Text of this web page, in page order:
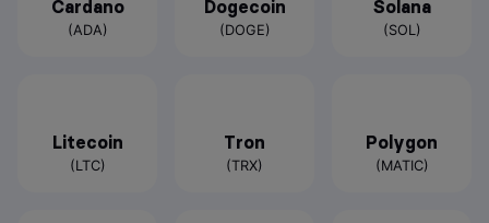
Cardano
(ADA)
Dogecoin
(DOGE)
Solana
(SOL)
Litecoin
(LTC)
Tron
(TRX)
Polygon
(MATIC)